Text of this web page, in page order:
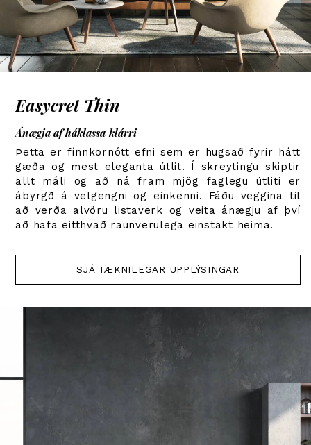
Easycret Thin
Ánægja af háklassa klárri
Þetta er fínnkornótt efni sem er hugsað fyrir hátt
gæða og mest eleganta útlit. Í skreytingu skiptir
allt máli og að ná fram mjög faglegu útliti er
ábyrgð á velgengni og einkenni. Fáðu veggina til
að verða alvöru listaverk og veita ánægju af því
að hafa eitthvað raunverulega einstakt heima.
SJÁ TÆKNILEGAR UPPLÝSINGAR